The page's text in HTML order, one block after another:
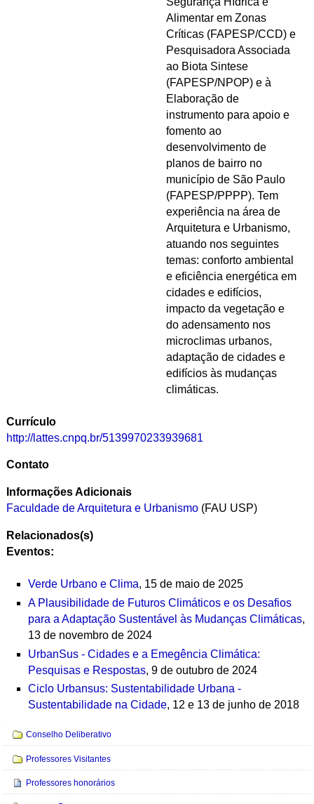
Alimentar em Zonas
Críticas (FAPESP/CCD) e
Pesquisadora Associada
ao Biota Sintese
(FAPESP/NPOP) e à
Elaboração de
instrumento para apoio e
fomento ao
desenvolvimento de
planos de bairro no
município de São Paulo
(FAPESP/PPPP). Tem
experiência na área de
Arquitetura e Urbanismo,
atuando nos seguintes
temas: conforto ambiental
e eficiência energética em
cidades e edifícios,
impacto da vegetação e
do adensamento nos
microclimas urbanos,
adaptação de cidades e
edifícios às mudanças
climáticas.
Currículo
http://lattes.cnpq.br/5139970233939681
Contato
Informações Adicionais
Faculdade de Arquitetura e Urbanismo(FAU USP)
Relacionados(s)
Eventos:
Verde Urbano e Clima, 15 de maio de 2025
A Plausibilidade de Futuros Climáticos e os Desafios
para a Adaptação Sustentável às Mudanças Climáticas,
13 de novembro de 2024
UrbanSus - Cidades e a Emegência Climática:
Pesquisas e Respostas, 9 de outubro de 2024
Ciclo Urbansus: Sustentabilidade Urbana -
Sustentabilidade na Cidade, 12 e 13 de junho de 2018
Navegação
Conselho Deliberativo
Professores Visitantes
Professores honorários